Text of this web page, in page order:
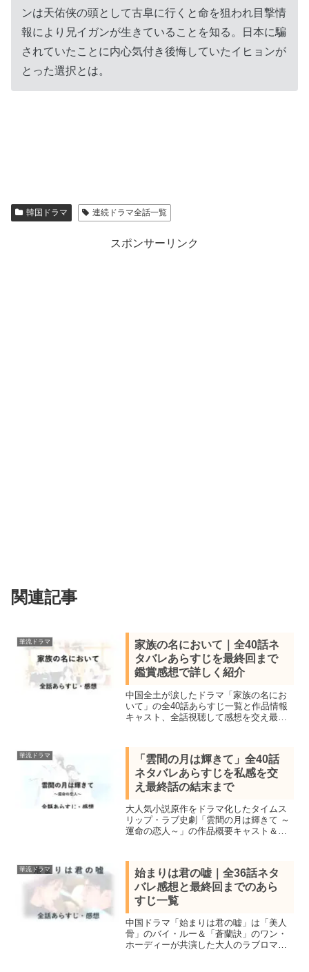
ンは天佑侠の頭として古阜に行くと命を狙われ目撃情
報により兄イガンが生きていることを知る。日本に騙
されていたことに内心気付き後悔していたイヒョンが
とった選択とは。
韓国ドラマ 連続ドラマ全話一覧
スポンサーリンク
関連記事
華流ドラマ
家族の名において｜全40話ネ
タバレあらすじを最終回まで
鑑賞感想で詳しく紹介
中国全土が涙したドラマ「家族の名にお
いて」の全40話あらすじ一覧と作品情報
キャスト、全話視聴して感想を交え最終
億回超を記録した血縁関係がない家族の
物語
華流ドラマ
「雲間の月は輝きて」全40話
ネタバレあらすじを私感を交
え最終話の結末まで
大人気小説原作をドラマ化したタイムス
リップ・ラブ史劇「雲間の月は輝きて ～
運命の恋人～」の作品概要キャスト＆全
ャン・ジーシー＆トン・モンシー共演
華流ドラマ
始まりは君の嘘｜全36話ネタ
バレ感想と最終回までのあら
すじ一覧
中国ドラマ「始まりは君の嘘」は「美人
骨」のバイ・ルー＆「蒼蘭訣」のワン・
ホーディーが共演した大人のラブロマン